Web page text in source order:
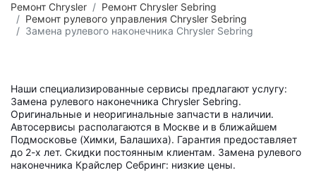
Ремонт Chrysler
Ремонт Chrysler Sebring
Ремонт рулевого управления Chrysler Sebring
Замена рулевого наконечника Chrysler Sebring
Наши специализированные сервисы предлагают услугу:
Замена рулевого наконечника Chrysler Sebring.
Оригинальные и неоригинальные запчасти в наличии.
Автосервисы располагаются в Москве и в ближайшем
Подмосковье (Химки, Балашиха). Гарантия предоставляет
до 2-х лет. Скидки постоянным клиентам. Замена рулевого
наконечника Крайслер Себринг: низкие цены.